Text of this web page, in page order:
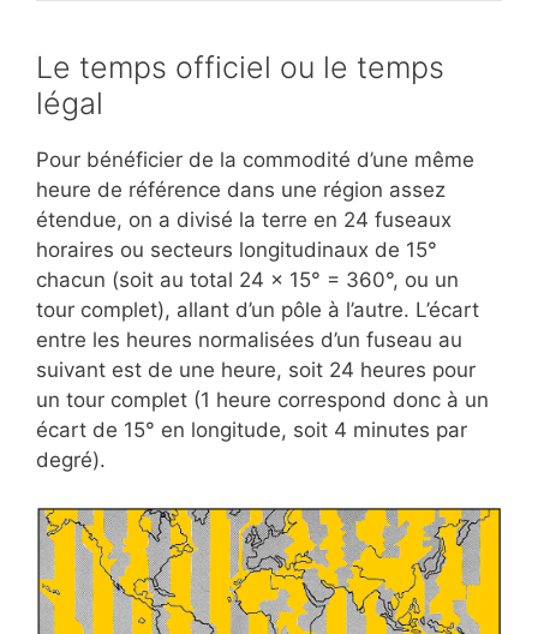
Le temps officiel ou le temps
légal
Pour bénéficier de la commodité d’une même
heure de référence dans une région assez
étendue, on a divisé la terre en 24 fuseaux
horaires ou secteurs longitudinaux de 15°
chacun (soit au total 24 x 15° = 360°, ou un
tour complet), allant d’un pôle à l’autre. L’écart
entre les heures normalisées d’un fuseau au
suivant est de une heure, soit 24 heures pour
un tour complet (1 heure correspond donc à un
écart de 15° en longitude, soit 4 minutes par
degré).